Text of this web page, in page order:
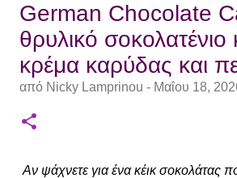
Πάβλοβα - Pavlova.
από Nicky Lamprinou
0
German Chocolate
θρυλικό σοκολατένιο
κρέμα καρύδας και
από Nicky Lamprinou - Μαΐου 18,
Αν ψάχνετε για ένα κέικ σοκολάτας